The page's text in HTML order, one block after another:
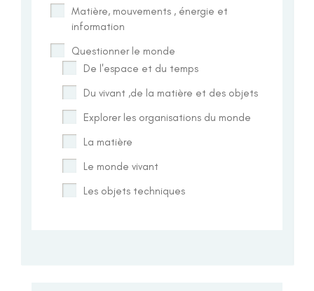
Matière, mouvements , énergie et
information
Questionner le monde
De l'espace et du temps
Du vivant ,de la matière et des objets
Explorer les organisations du monde
La matière
Le monde vivant
Les objets techniques